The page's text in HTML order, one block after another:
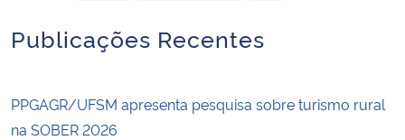
Publicações Recentes
PPGAGR/UFSM apresenta pesquisa sobre turismo rural
na SOBER 2026